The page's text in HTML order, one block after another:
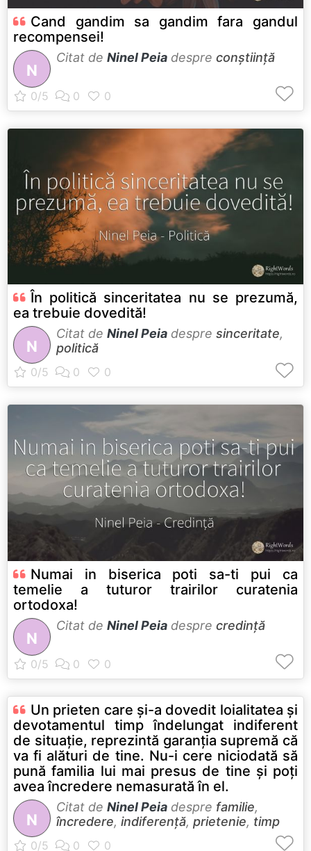
Cand gandim sa gandim fara gandul
recompensei!
N
Citat de Ninel Peia despre conștiință
În politică sinceritatea nu se prezumă,
ea trebuie dovedită!
N
Citat de Ninel Peia despre sinceritate,
politică
Numai in biserica poti sa-ti pui ca
temelie a tuturor trairilor curatenia
ortodoxa!
N
Citat de Ninel Peia despre credință
Un prieten care şi-a dovedit loialitatea şi
devotamentul timp îndelungat indiferent
de situaţie, reprezintă garanţia supremă că
va fi alături de tine. Nu-i cere niciodată să
pună familia lui mai presus de tine şi poţi
avea încredere nemasurată în el.
N
Citat de Ninel Peia despre familie,
încredere, indiferență, prietenie, timp